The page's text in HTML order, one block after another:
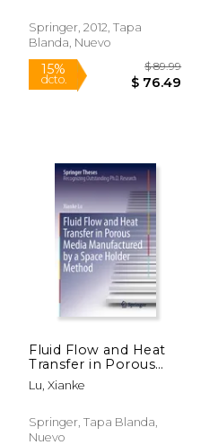
15%
dcto. $ 186.99
Springer, 2012, Tapa
Blanda, Nuevo
Fluid Flow and Heat
Transfer in Porous
Media Manufactured
by a Space Holder
Lu, Xianke
Springer, Tapa Blanda,
Nuevo